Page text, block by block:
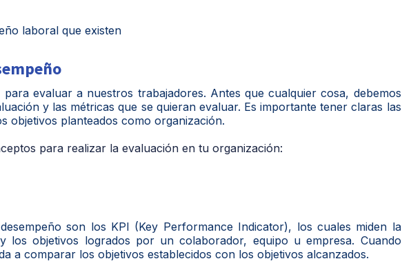
laboral que existen
para evaluar a nuestros trabajadores. Antes que cualquier cosa, debemos
y las métricas que se quieran evaluar. Es importante tener claras las
objetivos planteados como organización.
para realizar la evaluación en tu organización:
son los KPI (Key Performance Indicator), los cuales miden la
los objetivos logrados por un colaborador, equipo u empresa. Cuando
a comparar los objetivos establecidos con los objetivos alcanzados.